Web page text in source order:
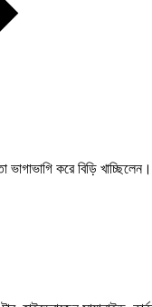
ভাগাভাগি করে বিড়ি